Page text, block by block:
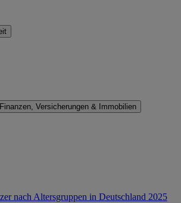
Finanzen, Versicherungen & Immobilien
nach Altersgruppen in Deutschland 2025